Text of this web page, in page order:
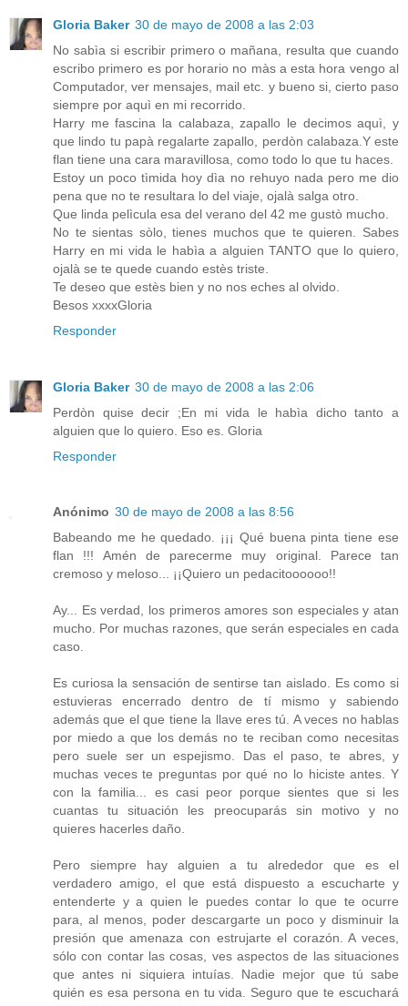
Gloria Baker 30 de mayo de 2008 a las 2:03
No sabìa si escribir primero o mañana, resulta que cuando
escribo primero es por horario no màs a esta hora vengo al
Computador, ver mensajes, mail etc. y bueno si, cierto paso
siempre por aquì en mi recorrido.
Harry me fascina la calabaza, zapallo le decimos aquì, y
que lindo tu papà regalarte zapallo, perdòn calabaza.Y este
flan tiene una cara maravillosa, como todo lo que tu haces.
Estoy un poco tìmida hoy dìa no rehuyo nada pero me dio
pena que no te resultara lo del viaje, ojalà salga otro.
Que linda pelìcula esa del verano del 42 me gustò mucho.
No te sientas sòlo, tienes muchos que te quieren. Sabes
Harry en mi vida le habìa a alguien TANTO que lo quiero,
ojalà se te quede cuando estès triste.
Te deseo que estès bien y no nos eches al olvido.
Besos xxxxGloria
Responder
Gloria Baker 30 de mayo de 2008 a las 2:06
Perdòn quise decir ;En mi vida le habìa dicho tanto a
alguien que lo quiero. Eso es. Gloria
Responder
Anónimo 30 de mayo de 2008 a las 8:56
Babeando me he quedado. ¡¡¡ Qué buena pinta tiene ese
flan !!! Amén de parecerme muy original. Parece tan
cremoso y meloso... ¡¡Quiero un pedacitoooooo!!
Ay... Es verdad, los primeros amores son especiales y atan
mucho. Por muchas razones, que serán especiales en cada
caso.
Es curiosa la sensación de sentirse tan aislado. Es como si
estuvieras encerrado dentro de tí mismo y sabiendo
además que el que tiene la llave eres tú. A veces no hablas
por miedo a que los demás no te reciban como necesitas
pero suele ser un espejismo. Das el paso, te abres, y
muchas veces te preguntas por qué no lo hiciste antes. Y
con la familia... es casi peor porque sientes que si les
cuantas tu situación les preocuparás sin motivo y no
quieres hacerles daño.
Pero siempre hay alguien a tu alrededor que es el
verdadero amigo, el que está dispuesto a escucharte y
entenderte y a quien le puedes contar lo que te ocurre
para, al menos, poder descargarte un poco y disminuir la
presión que amenaza con estrujarte el corazón. A veces,
sólo con contar las cosas, ves aspectos de las situaciones
que antes ni siquiera intuías. Nadie mejor que tú sabe
quién es esa persona en tu vida. Seguro que te escuchará